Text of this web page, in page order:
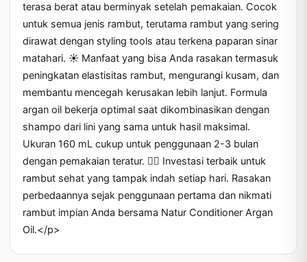
terasa berat atau berminyak setelah pemakaian. Cocok
untuk semua jenis rambut, terutama rambut yang sering
dirawat dengan styling tools atau terkena paparan sinar
matahari. ☀️ Manfaat yang bisa Anda rasakan termasuk
peningkatan elastisitas rambut, mengurangi kusam, dan
membantu mencegah kerusakan lebih lanjut. Formula
argan oil bekerja optimal saat dikombinasikan dengan
shampo dari lini yang sama untuk hasil maksimal.
Ukuran 160 mL cukup untuk penggunaan 2-3 bulan
dengan pemakaian teratur. 💆‍♀️ Investasi terbaik untuk
rambut sehat yang tampak indah setiap hari. Rasakan
perbedaannya sejak penggunaan pertama dan nikmati
rambut impian Anda bersama Natur Conditioner Argan
Oil.</p>